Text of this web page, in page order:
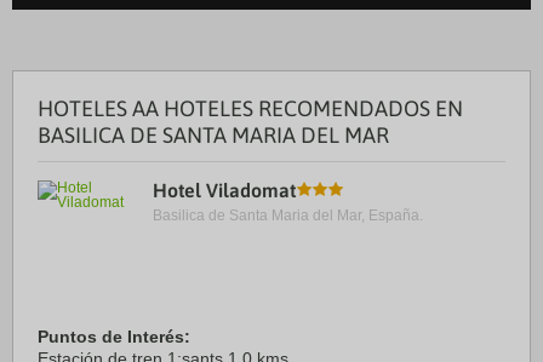
HOTELES AA HOTELES RECOMENDADOS EN
BASILICA DE SANTA MARIA DEL MAR
Hotel Viladomat
Basilica de Santa Maria del Mar, España.
Puntos de Interés: